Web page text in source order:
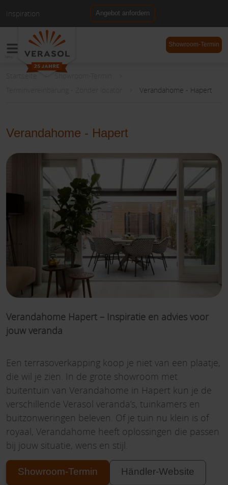
Inspiration Angebot anfordern
DE
Showroom-Termin
Startseite
Showroom-Termin
Verandahome - Hapert
Verandahome - Hapert
Verandahome Hapert – Inspiratie en advies voor
jouw veranda
Een terrasoverkapping koop je niet van een plaatje,
die wil je zien. In de grote showroom met
buitentuin van Verandahome in Hapert kun je de
verschillende Verasol veranda’s, tuinkamers en
buitzonweringen beleven. Of je tuin nu klein is of
royaal, Verandahome heeft oplossingen die passen
bij jouw situatie, wens en stijl.
Showroom-Termin Händler-Website